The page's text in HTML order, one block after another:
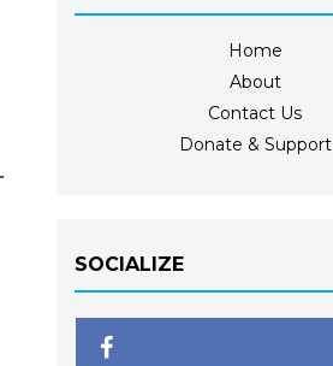
Home
About
Contact Us
Donate & Support
SOCIALIZE